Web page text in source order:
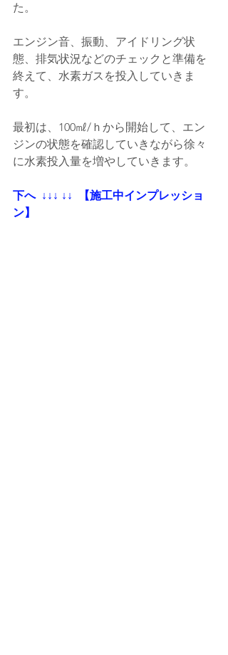
た。
エンジン音、振動、アイドリング状
態、排気状況などのチェックと準備を
終えて、水素ガスを投入していきま
す。
最初は、100㎖/ｈから開始して、エン
ジンの状態を確認していきながら徐々
に水素投入量を増やしていきます。
下へ  ↓↓↓ ↓↓  【施工中インプレッショ
ン】